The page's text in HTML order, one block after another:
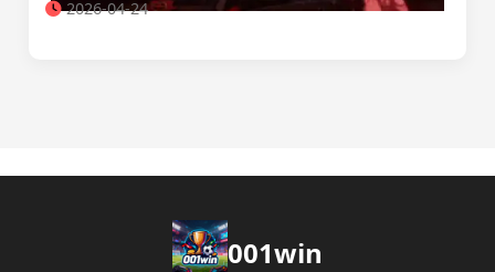
2026-04-24
001win